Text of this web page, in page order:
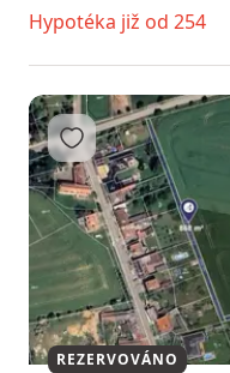
Hypotéka již od 254
Přidat do
REZERVOVÁNO